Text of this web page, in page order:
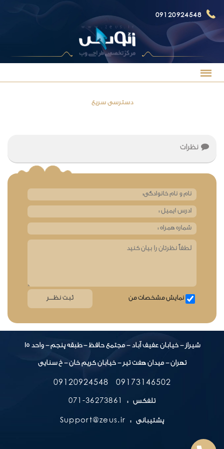
09120924548
دسترسی سریع
نظرات
نمایش مشخصات من
شیراز - خیابان عفیف آباد - مجتمع حافظ - طبقه پنجم - واحد 15
تهران - میدان هفت تیر - خیابان کریم خان - خ سنایی
09120924548 09173146502
تلفکس : 36273861-071
پشتیبانی : Support@zeus.ir